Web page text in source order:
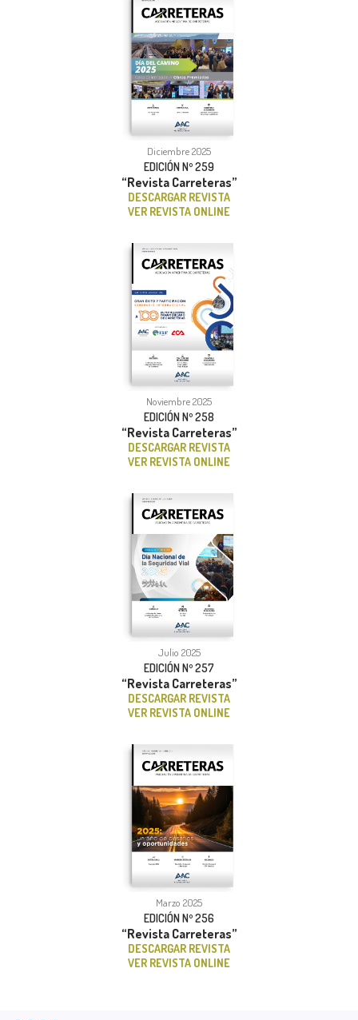
Diciembre 2025
EDICIÓN Nº 259
“Revista Carreteras”
DESCARGAR REVISTA
VER REVISTA ONLINE
Noviembre 2025
EDICIÓN Nº 258
“Revista Carreteras”
DESCARGAR REVISTA
VER REVISTA ONLINE
Julio 2025
EDICIÓN Nº 257
“Revista Carreteras”
DESCARGAR REVISTA
VER REVISTA ONLINE
Marzo 2025
EDICIÓN Nº 256
“Revista Carreteras”
DESCARGAR REVISTA
VER REVISTA ONLINE